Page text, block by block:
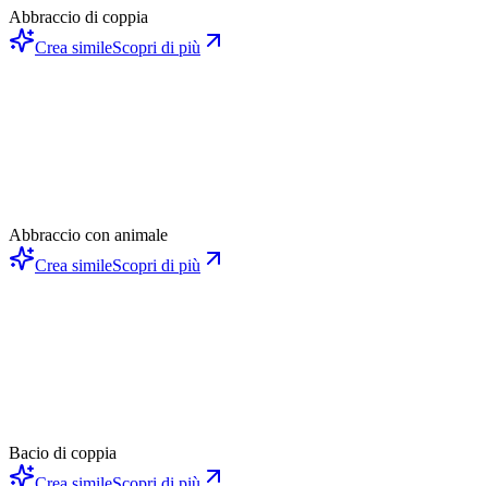
Abbraccio di coppia
Crea simileScopri di più
Abbraccio con animale
Crea simileScopri di più
Bacio di coppia